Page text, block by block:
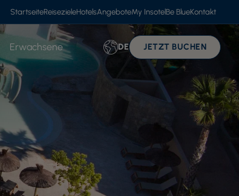
StartseiteReisezieleHotelsAngeboteMy InsotelBe BlueKontakt
Erwachsene DE JETZT BUCHEN